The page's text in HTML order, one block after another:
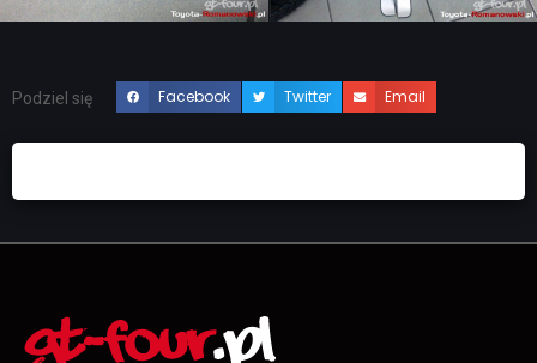
Podziel się Facebook Twitter Email